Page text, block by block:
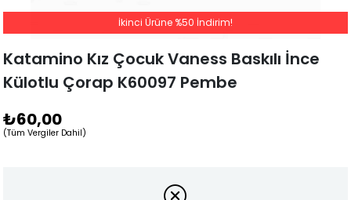
Katamino Kız Çocuk Vaness Baskılı İnce
Külotlu Çorap K60097 Pembe
₺60,00
(Tüm Vergiler Dahil)
İkinci Ürüne %50 İndirim!